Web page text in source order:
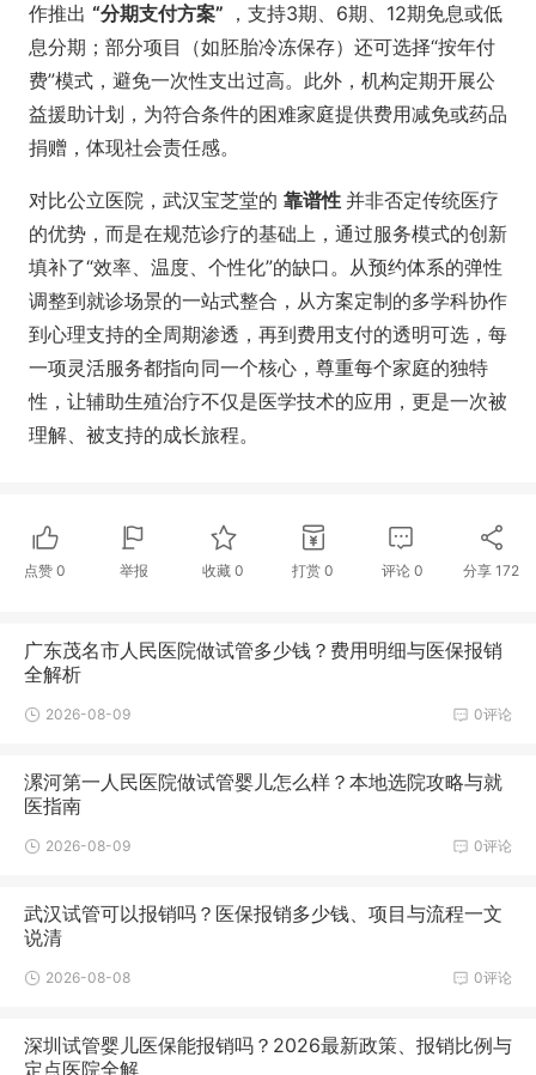
作推出 “分期支付方案” ，支持3期、6期、12期免息或低
息分期；部分项目（如胚胎冷冻保存）还可选择“按年付
费”模式，避免一次性支出过高。此外，机构定期开展公
益援助计划，为符合条件的困难家庭提供费用减免或药品
捐赠，体现社会责任感。
对比公立医院，武汉宝芝堂的 靠谱性 并非否定传统医疗
的优势，而是在规范诊疗的基础上，通过服务模式的创新
填补了“效率、温度、个性化”的缺口。从预约体系的弹性
调整到就诊场景的一站式整合，从方案定制的多学科协作
到心理支持的全周期渗透，再到费用支付的透明可选，每
一项灵活服务都指向同一个核心，尊重每个家庭的独特
性，让辅助生殖治疗不仅是医学技术的应用，更是一次被
理解、被支持的成长旅程。
点赞 0 举报 收藏0 打赏 0 评论 0 分享172
广东茂名市人民医院做试管多少钱？费用明细与医保报销
全解析
0评论
2026-08-09
漯河第一人民医院做试管婴儿怎么样？本地选院攻略与就
医指南
0评论
2026-08-09
武汉试管可以报销吗？医保报销多少钱、项目与流程一文
说清
0评论
2026-08-08
深圳试管婴儿医保能报销吗？2026最新政策、报销比例与
定点医院全解